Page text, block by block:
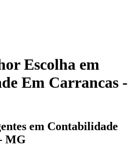
Escolha em
Em Carrancas -
em Contabilidade
MG